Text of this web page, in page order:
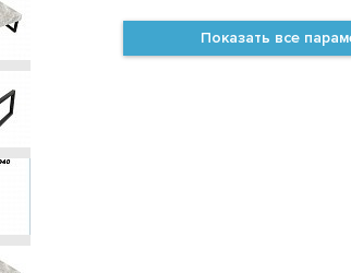
Показать все